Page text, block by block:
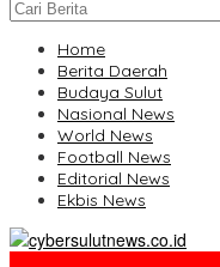
Home
Berita Daerah
Budaya Sulut
Nasional News
World News
Football News
Editorial News
Ekbis News